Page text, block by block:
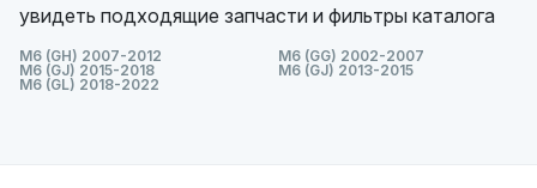
увидеть подходящие запчасти и фильтры каталога
M6 (GH) 2007-2012
M6 (GG) 2002-2007
M6 (GJ) 2015-2018
M6 (GJ) 2013-2015
M6 (GL) 2018-2022